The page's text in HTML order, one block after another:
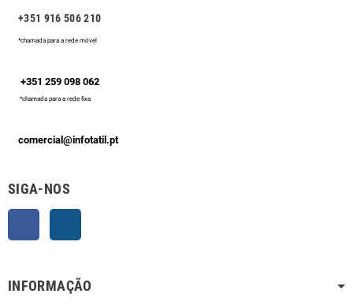
+351 916 506 210
*chamada para a rede móvel
+351 259 098 062
*chamada para a rede fixa
comercial@infotatil.pt
SIGA-NOS
INFORMAÇÃO